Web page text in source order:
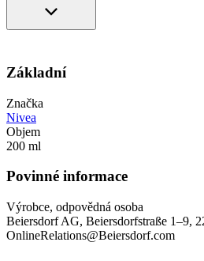
Základní
Značka
Nivea
Objem
200 ml
Povinné informace
Výrobce, odpovědná osoba
Beiersdorf AG, Beiersdorfstraße 1–9,
OnlineRelations@Beiersdorf.com